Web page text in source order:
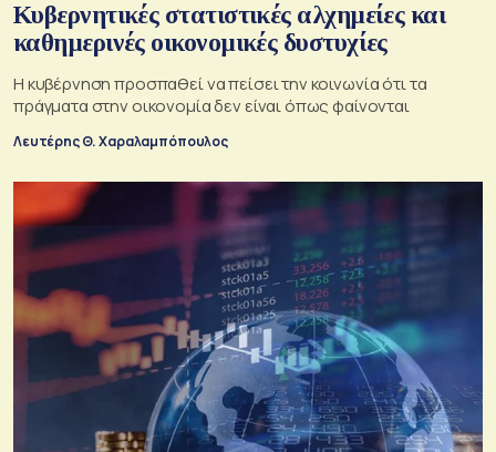
Κυβερνητικές στατιστικές αλχημείες και
καθημερινές οικονομικές δυστυχίες
Η κυβέρνηση προσπαθεί να πείσει την κοινωνία ότι τα
πράγματα στην οικονομία δεν είναι όπως φαίνονται
Λευτέρης Θ. Χαραλαμπόπουλος